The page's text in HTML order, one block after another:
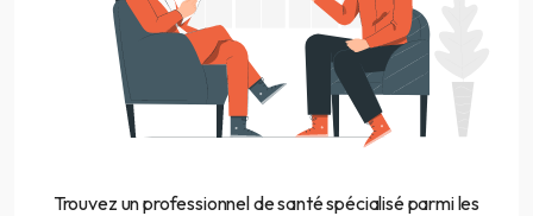
Trouvez un professionnel de santé spécialisé parmi les